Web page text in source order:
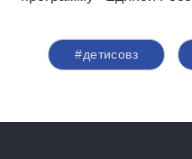
#детисовз